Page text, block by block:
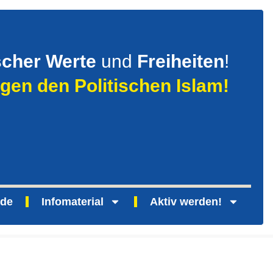
Werte und Freiheiten!
den Politischen Islam!
Infomaterial Aktiv werden!